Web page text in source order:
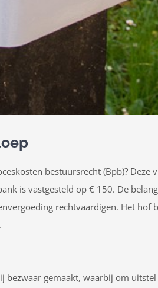
bestuursrecht (Bpb)? Deze
is vastgesteld op € 150. De
rechtvaardigen. Het hof
bezwaar gemaakt, waarbij om